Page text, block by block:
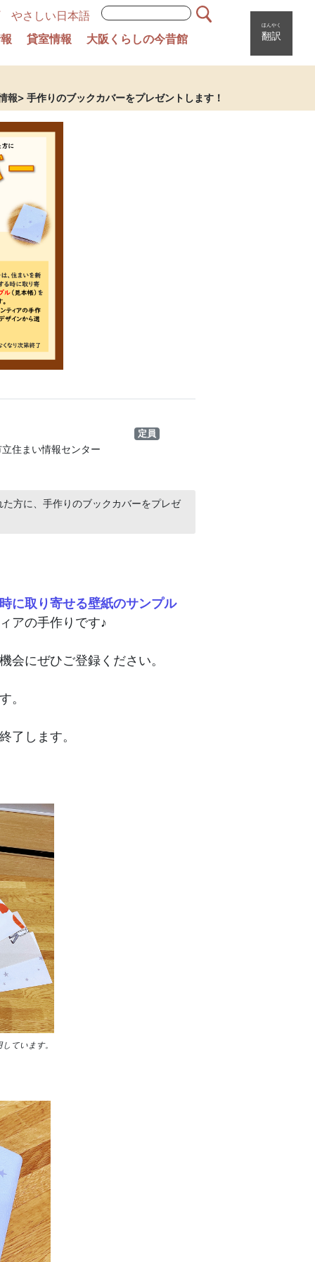
やさしい日本語
貸室情報 大阪くらしの今昔館 翻訳
ほんやく
報 手作りのブックカバーをプレゼントします！
住まい情報センター
定員
方に、手作りのブックカバーをプレゼ
に取り寄せる壁紙のサンプル
アの手作りです♪
にぜひご登録ください。
。
します。
ています。